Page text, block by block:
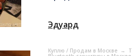
Эдуард
Куплю / Продам в Москве →